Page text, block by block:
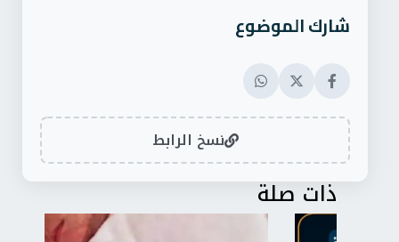
شارك الموضوع
نسخ الرابط
ذات صلة